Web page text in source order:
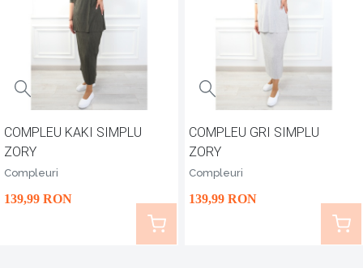
COMPLEU KAKI SIMPLU
ZORY
Compleuri
139,99 RON
COMPLEU GRI SIMPLU
ZORY
Compleuri
139,99 RON